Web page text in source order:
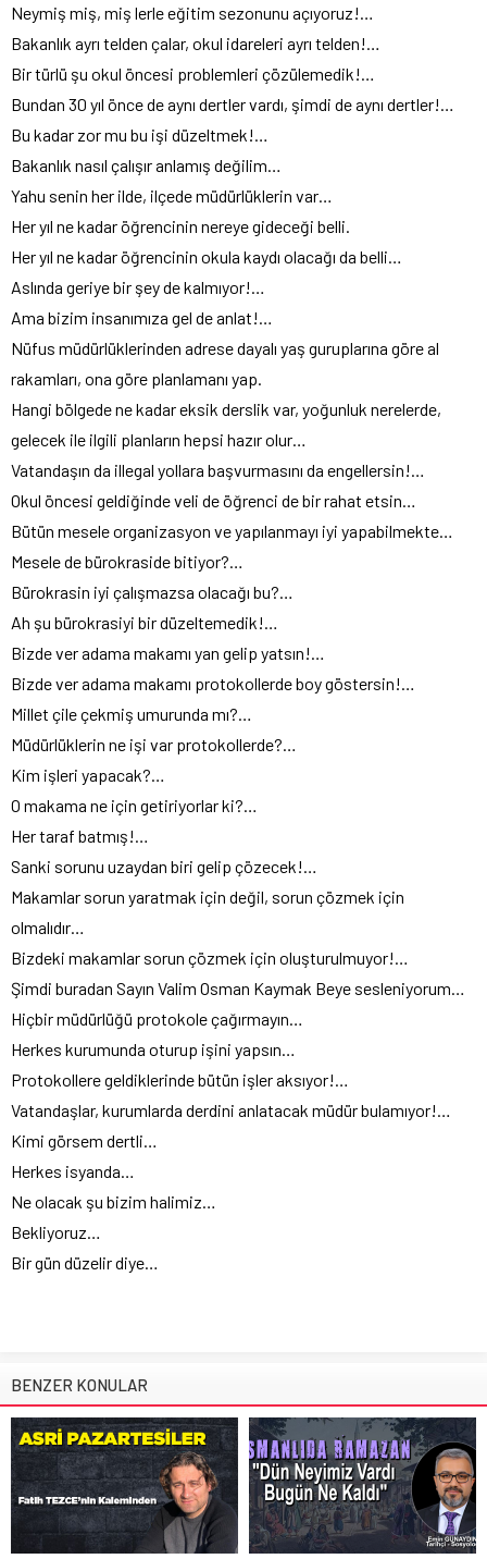
Neymiş miş, miş lerle eğitim sezonunu açıyoruz!…
Bakanlık ayrı telden çalar, okul idareleri ayrı telden!…
Bir türlü şu okul öncesi problemleri çözülemedik!…
Bundan 30 yıl önce de aynı dertler vardı, şimdi de aynı dertler!…
Bu kadar zor mu bu işi düzeltmek!…
Bakanlık nasıl çalışır anlamış değilim…
Yahu senin her ilde, ilçede müdürlüklerin var…
Her yıl ne kadar öğrencinin nereye gideceği belli.
Her yıl ne kadar öğrencinin okula kaydı olacağı da belli…
Aslında geriye bir şey de kalmıyor!…
Ama bizim insanımıza gel de anlat!…
Nüfus müdürlüklerinden adrese dayalı yaş guruplarına göre al
rakamları, ona göre planlamanı yap.
Hangi bölgede ne kadar eksik derslik var, yoğunluk nerelerde,
gelecek ile ilgili planların hepsi hazır olur…
Vatandaşın da illegal yollara başvurmasını da engellersin!…
Okul öncesi geldiğinde veli de öğrenci de bir rahat etsin…
Bütün mesele organizasyon ve yapılanmayı iyi yapabilmekte…
Mesele de bürokraside bitiyor?…
Bürokrasin iyi çalışmazsa olacağı bu?…
Ah şu bürokrasiyi bir düzeltemedik!…
Bizde ver adama makamı yan gelip yatsın!…
Bizde ver adama makamı protokollerde boy göstersin!…
Millet çile çekmiş umurunda mı?…
Müdürlüklerin ne işi var protokollerde?…
Kim işleri yapacak?…
O makama ne için getiriyorlar ki?…
Her taraf batmış!…
Sanki sorunu uzaydan biri gelip çözecek!…
Makamlar sorun yaratmak için değil, sorun çözmek için
olmalıdır…
Bizdeki makamlar sorun çözmek için oluşturulmuyor!…
Şimdi buradan Sayın Valim Osman Kaymak Beye sesleniyorum…
Hiçbir müdürlüğü protokole çağırmayın…
Herkes kurumunda oturup işini yapsın…
Protokollere geldiklerinde bütün işler aksıyor!…
Vatandaşlar, kurumlarda derdini anlatacak müdür bulamıyor!…
Kimi görsem dertli…
Herkes isyanda…
Ne olacak şu bizim halimiz…
Bekliyoruz…
Bir gün düzelir diye…
BENZER KONULAR